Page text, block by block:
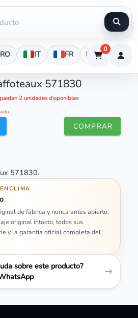
RO IT FR DE
0
571830
2 unidades disponibles
COMPRAR
571830.
de fábrica y nunca antes abierto.
original intacto, todos sus
y la garantía oficial completa del
sobre este producto?